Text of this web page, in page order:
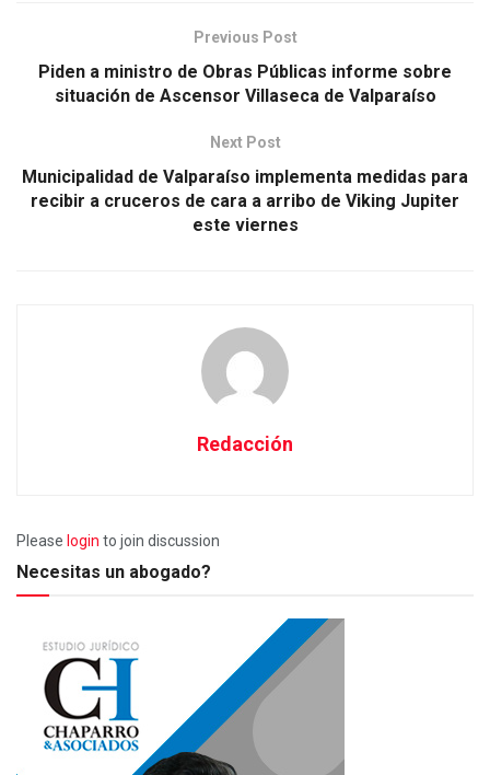
Previous Post
Piden a ministro de Obras Públicas informe sobre
situación de Ascensor Villaseca de Valparaíso
Next Post
Municipalidad de Valparaíso implementa medidas para
recibir a cruceros de cara a arribo de Viking Jupiter
este viernes
Redacción
Please login to join discussion
Necesitas un abogado?